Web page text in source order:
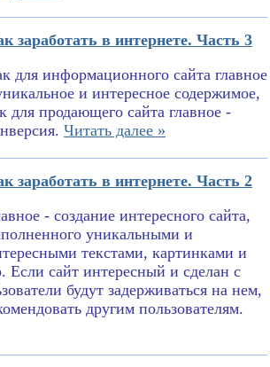
заработать в интернете. Часть 3
для информационного сайта главное
и интересное содержимое,
для продающего сайта главное -
Читать далее »
заработать в интернете. Часть 2
- создание интересного сайта,
уникальными и
текстами, картинками и
Если сайт интересный и сделан с
будут задерживаться на нем,
другим пользователям.